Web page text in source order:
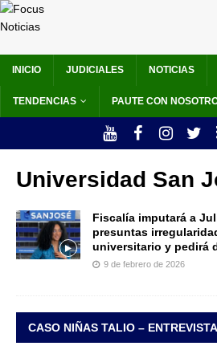
INICIO JUDICIALES NOTICIAS
TENDENCIAS PAUTE CON
Universidad San
Fiscalía imputará a
presuntas
universitario y pedirá
9 de febrero de 2026
CASO NIÑAS TALIO –